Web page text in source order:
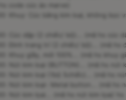
Khuy: Cúc bằng kim loại, không
Cúc dập (2 chiếc/ bộ)... (mã hs cúc
Đinh trang trí (2 chiếc/ bộ)... (mã
Khuy giầy, mới 100%... (mã hs khuy
Nút kim loại (BUTTON)... (mã hs
Nút kim loại (1bộ 5chiếc)... (mã hs
Nút kim loại- Metal button... (mã hs